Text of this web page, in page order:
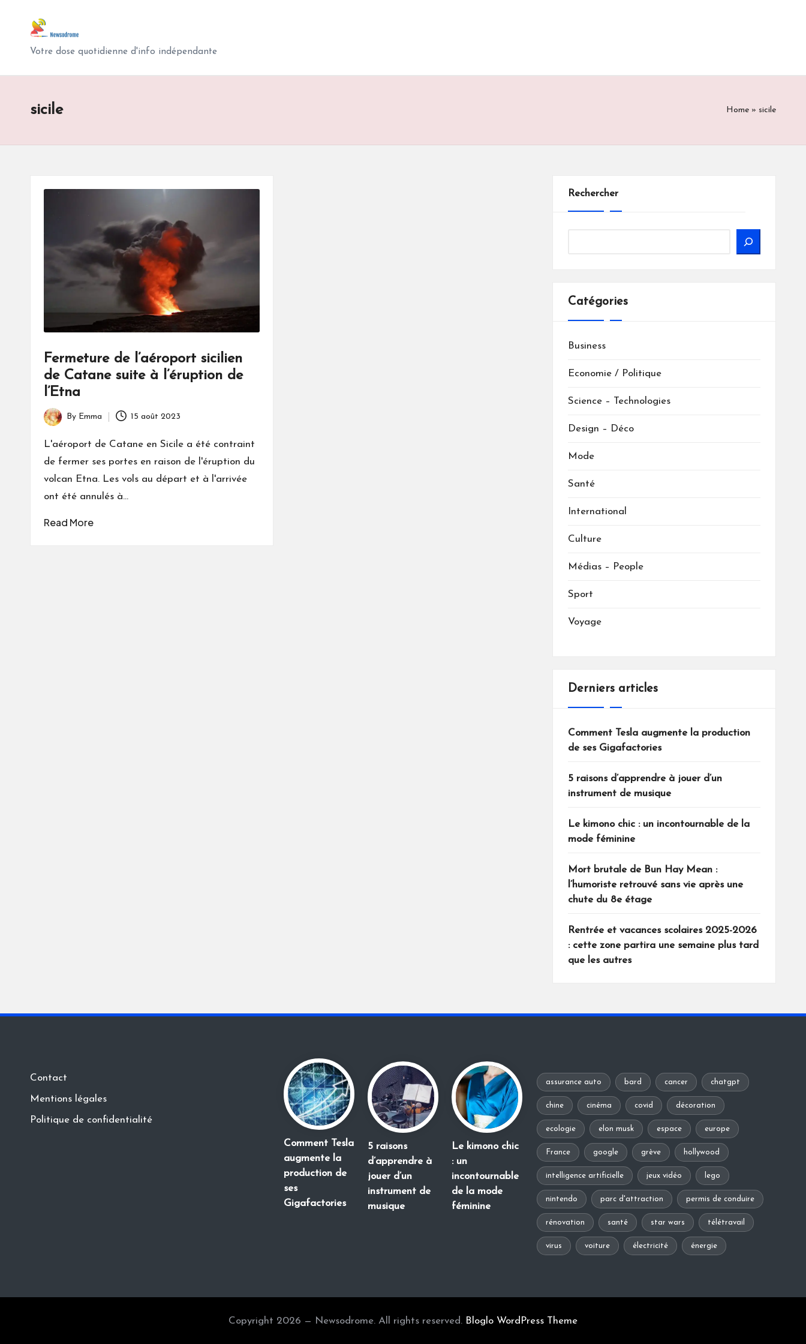
N
e
w
s
m
Votre dose quotidienne d'info indépendante
sicile Home » sicile
Fermeture de l’aéroport sicilien
de Catane suite à l’éruption de
l’Etna
Posted
by
By Emma 15 août 2023
L'aéroport de Catane en Sicile a été contraint
de fermer ses portes en raison de l'éruption du
volcan Etna. Les vols au départ et à l'arrivée
ont été annulés à…
Read More
Rechercher
Catégories
Business
Economie / Politique
Science – Technologies
Design – Déco
Mode
Santé
International
Culture
Médias – People
Sport
Voyage
Derniers articles
Comment Tesla augmente la production
de ses Gigafactories
5 raisons d’apprendre à jouer d’un
instrument de musique
Le kimono chic : un incontournable de la
mode féminine
Mort brutale de Bun Hay Mean :
l’humoriste retrouvé sans vie après une
chute du 8e étage
Rentrée et vacances scolaires 2025-2026
: cette zone partira une semaine plus tard
que les autres
Contact
Mentions légales
Politique de confidentialité
Comment Tesla
augmente la
production de
ses
Gigafactories
5 raisons
d’apprendre à
jouer d’un
instrument de
musique
Le kimono chic
: un
incontournable
de la mode
féminine
assurance auto bard cancer chatgpt
chine cinéma covid décoration
ecologie elon musk espace europe
France google grève hollywood
intelligence artificielle jeux vidéo lego
nintendo parc d'attraction permis de conduire
rénovation santé star wars télétravail
virus voiture électricité énergie
Copyright 2026 — Newsodrome. All rights reserved. Bloglo WordPress Theme